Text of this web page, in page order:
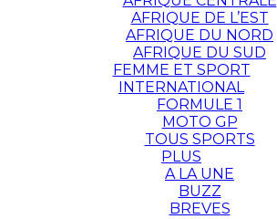
AFRIQUE DE L’EST
AFRIQUE DU NORD
AFRIQUE DU SUD
FEMME ET SPORT
INTERNATIONAL
FORMULE 1
MOTO GP
TOUS SPORTS
PLUS
A LA UNE
BUZZ
BREVES